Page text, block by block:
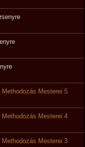
Methodozás Mesterei 5
Methodozás Mesterei 4
Methodozás Mesterei 3